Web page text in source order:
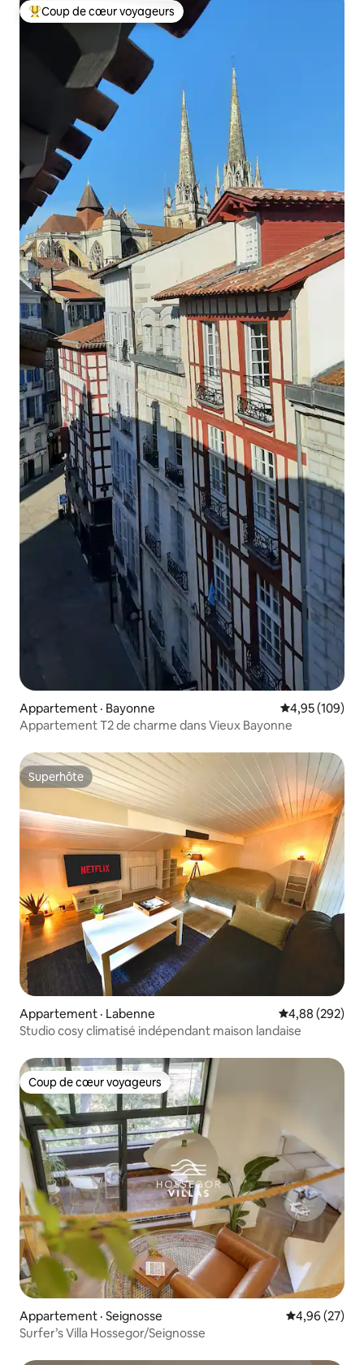
Coup de cœur voyageurs parmi les plus aimés
Coup de cœur voyageurs
Appartement · Bayonne Note
4,95 (109)
Appartement T2 de charme dans Vieux Bayonne
Superhôte
Superhôte
Appartement · Labenne Note
4,88 (292)
Studio cosy climatisé indépendant maison landaise
Coup de cœur voyageurs
Coup de cœur voyageurs
Appartement · Seignosse Note
4,96 (27)
Surfer’s Villa Hossegor/Seignosse